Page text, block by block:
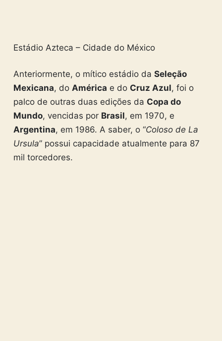
Estádio Azteca – Cidade do México
Anteriormente, o mítico estádio da Seleção
Mexicana, do América e do Cruz Azul, foi o
palco de outras duas edições da Copa do
Mundo, vencidas por Brasil, em 1970, e
Argentina, em 1986. A saber, o “Coloso de La
Ursula” possui capacidade atualmente para 87
mil torcedores.